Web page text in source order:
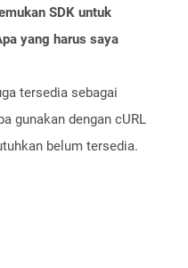
SDK untuk
yang harus saya
tersedia sebagai
gunakan dengan cURL
belum tersedia.